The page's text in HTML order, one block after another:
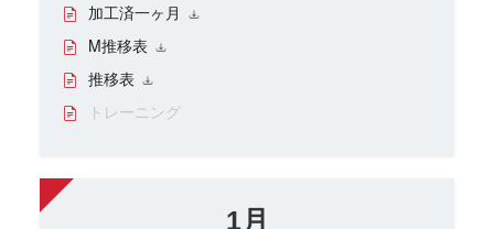
加工済一ヶ月
M推移表
推移表
トレーニング
1月